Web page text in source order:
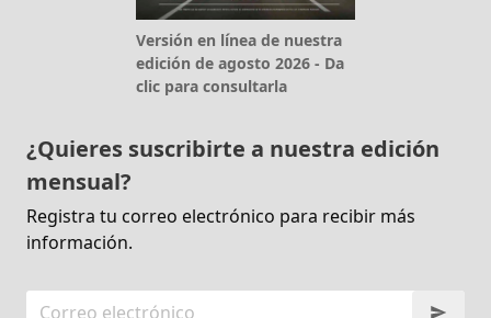
Versión en línea de nuestra
edición de agosto 2026 - Da
clic para consultarla
¿Quieres suscribirte a nuestra edición
mensual?
Registra tu correo electrónico para recibir más
información.